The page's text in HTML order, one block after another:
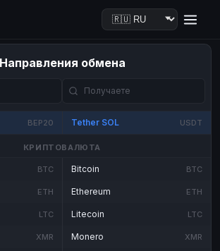
Направления обмена
BEP20 Tether SOL USDT
КРИПТОВАЛЮТА
BTC
ETH
LTC
XMR
Bitcoin BTC
Ethereum ETH
Litecoin LTC
Monero XMR